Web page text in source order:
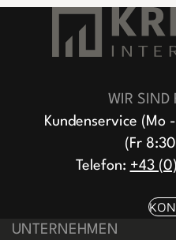
WIR SIND
Kundenservice (Mo
(Fr
Telefon: +43
UNTERNEHMEN